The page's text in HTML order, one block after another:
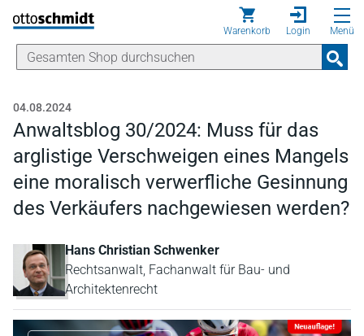
Direkt zum Inhalt
Warenkorb Login Menü
04.08.2024
Anwaltsblog 30/2024: Muss für das
arglistige Verschweigen eines Mangels
eine moralisch verwerfliche Gesinnung
des Verkäufers nachgewiesen werden?
Hans Christian Schwenker
Rechtsanwalt, Fachanwalt für Bau- und
Architektenrecht